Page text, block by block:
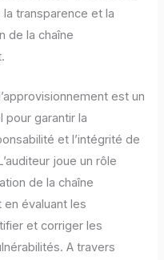
transparence et la
de la chaîne
est un
pour garantir la
et l’intégrité de
joue un rôle
de la chaîne
en évaluant les
et corriger les
A travers